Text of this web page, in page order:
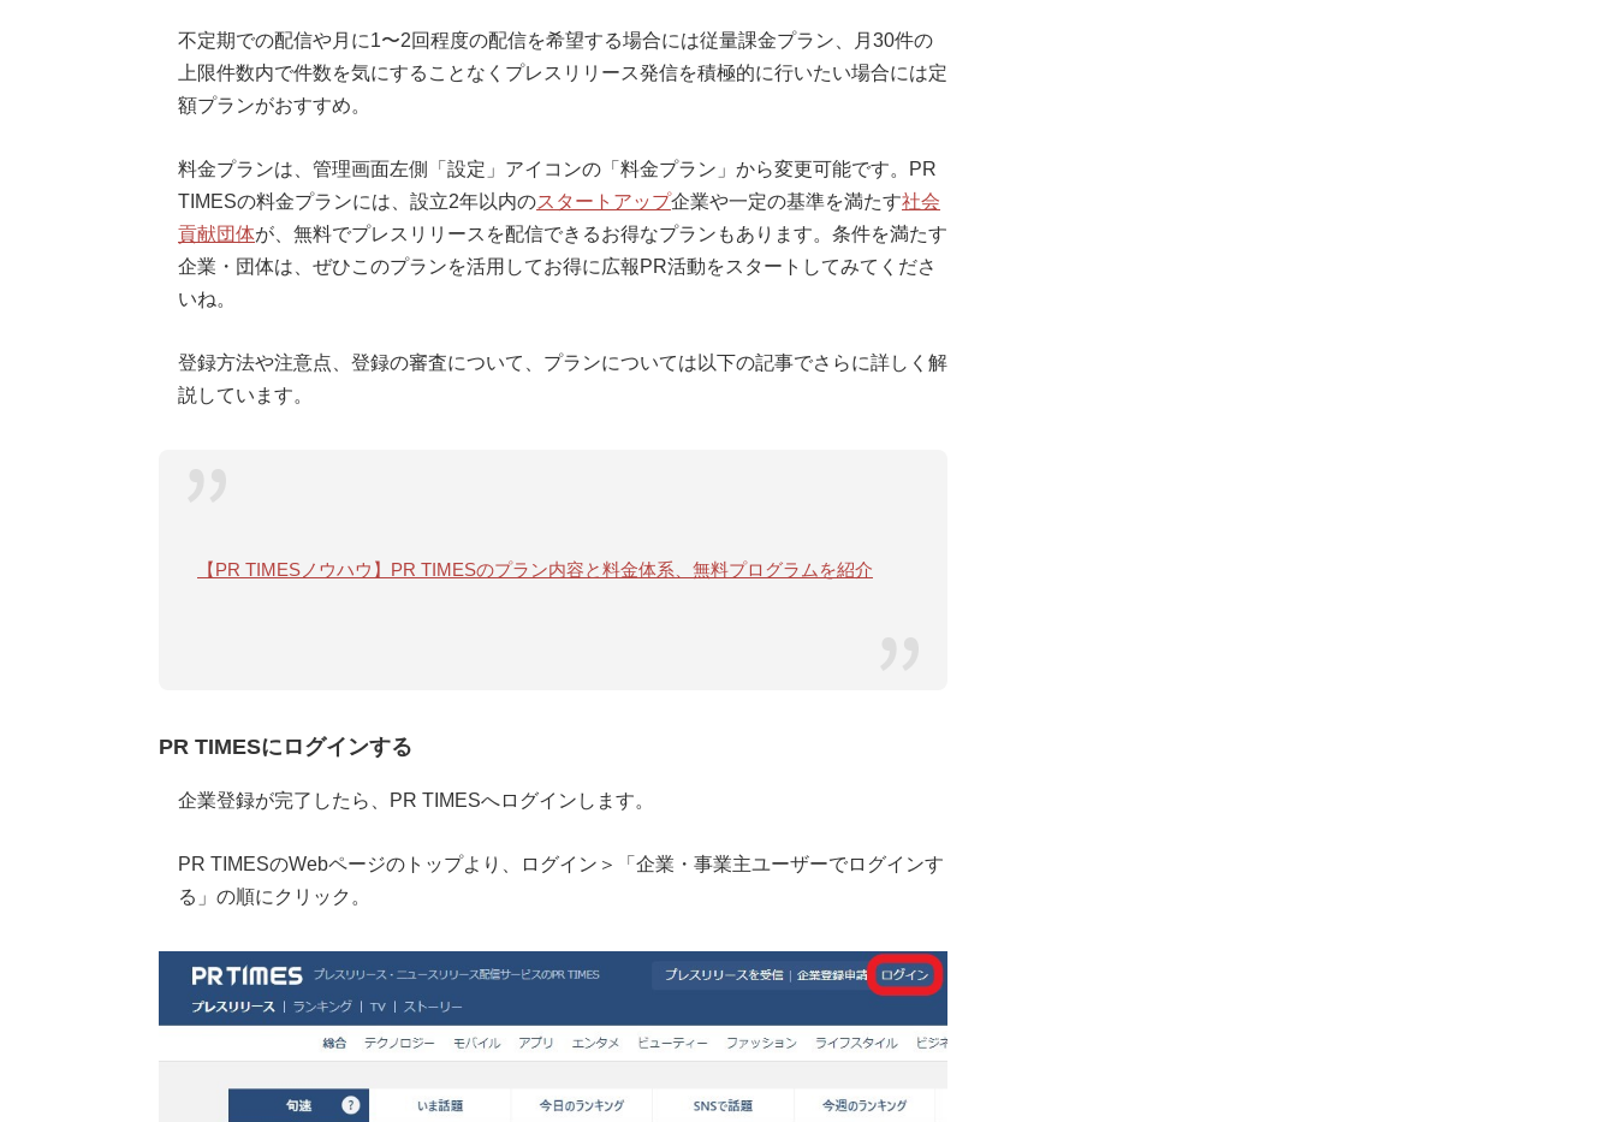
不定期での配信や月に1〜2回程度の配信を希望する場合には従量課金プラン、月30件の
上限件数内で件数を気にすることなくプレスリリース発信を積極的に行いたい場合には定
額プランがおすすめ。
料金プランは、管理画面左側「設定」アイコンの「料金プラン」から変更可能です。PR
TIMESの料金プランには、設立2年以内のスタートアップ企業や一定の基準を満たす社会
貢献団体が、無料でプレスリリースを配信できるお得なプランもあります。条件を満たす
企業・団体は、ぜひこのプランを活用してお得に広報PR活動をスタートしてみてくださ
いね。
登録方法や注意点、登録の審査について、プランについては以下の記事でさらに詳しく解
説しています。
【PR TIMESノウハウ】PR TIMESのプラン内容と料金体系、無料プログラムを紹介
PR TIMESにログインする
企業登録が完了したら、PR TIMESへログインします。
PR TIMESのWebページのトップより、ログイン＞「企業・事業主ユーザーでログインす
る」の順にクリック。